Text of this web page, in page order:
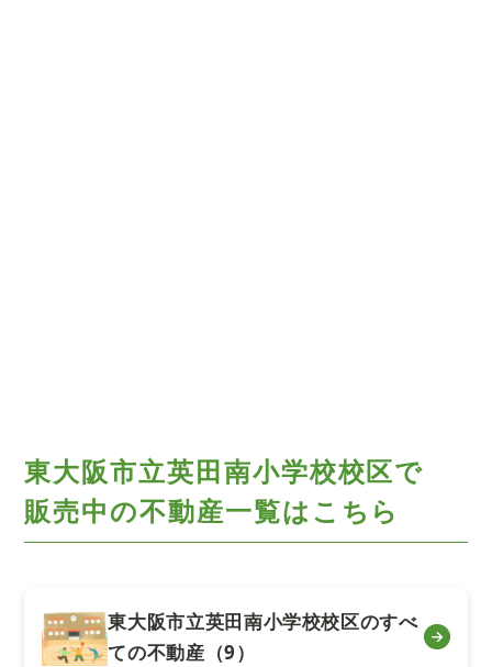
東大阪市立英田南小学校校区で
販売中の不動産一覧はこちら
東大阪市立英田南小学校校区のすべ
ての不動産（9）